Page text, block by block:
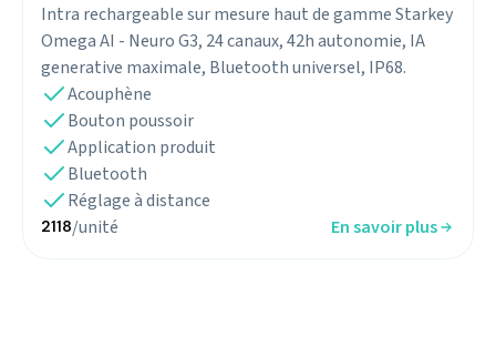
Intra rechargeable sur mesure haut de gamme Starkey
Omega AI - Neuro G3, 24 canaux, 42h autonomie, IA
generative maximale, Bluetooth universel, IP68.
Acouphène
Bouton poussoir
Application produit
Bluetooth
Réglage à distance
2118/unité En savoir plus